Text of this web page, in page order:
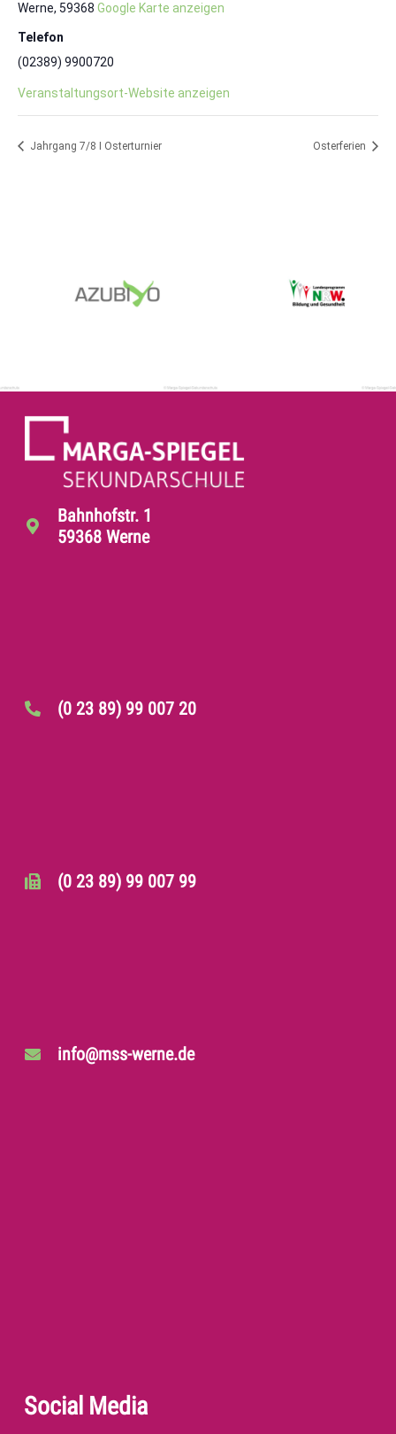
Werne, 59368 Google Karte anzeigen
Telefon
(02389) 9900720
Veranstaltungsort-Website anzeigen
Jahrgang 7/8 I Osterturnier Osterferien
Bahnhofstr. 1
59368 Werne
(0 23 89) 99 007 20
(0 23 89) 99 007 99
info@mss-werne.de
Social Media